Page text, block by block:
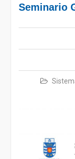
Seminario